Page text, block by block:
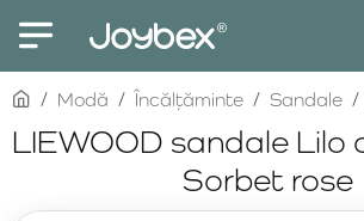
LIEWOOD sandale Lilo
Sorbet rose
homeModă Încălțăminte Sandale